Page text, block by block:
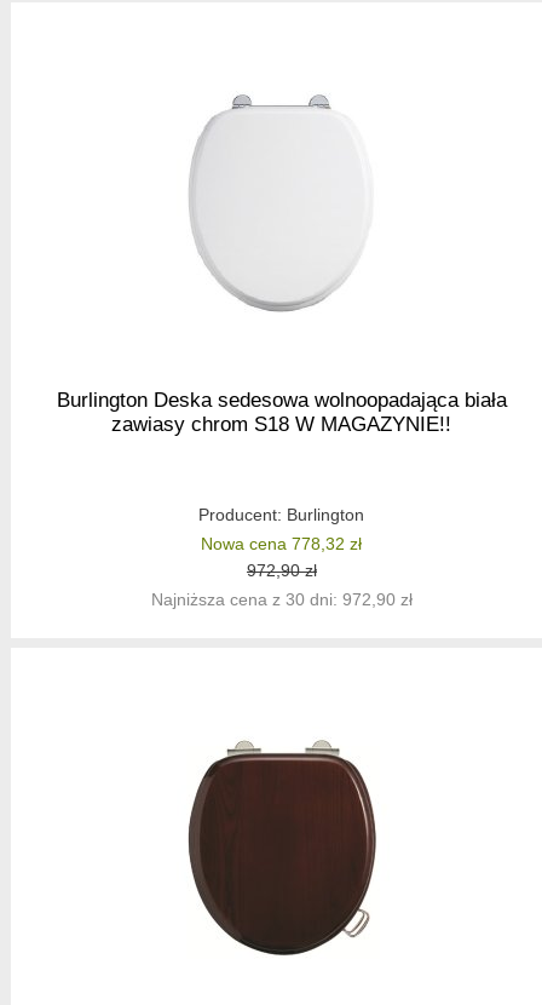
Burlington Deska sedesowa wolnoopadająca biała
zawiasy chrom S18 W MAGAZYNIE!!
Producent: Burlington
Nowa cena 778,32 zł
972,90 zł
Najniższa cena z 30 dni: 972,90 zł